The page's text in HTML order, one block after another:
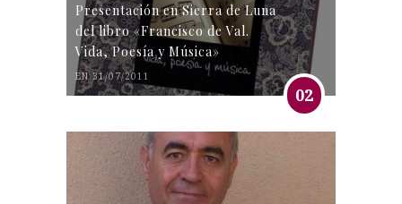
Presentación en Sierra de Luna
del libro «Francisco de Val.
Vida, Poesía y Música»
EN 31/07/2011
02